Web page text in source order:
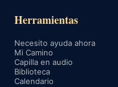
Herramientas
Necesito ayuda ahora
Mi Camino
Capilla en audio
Biblioteca
Calendario